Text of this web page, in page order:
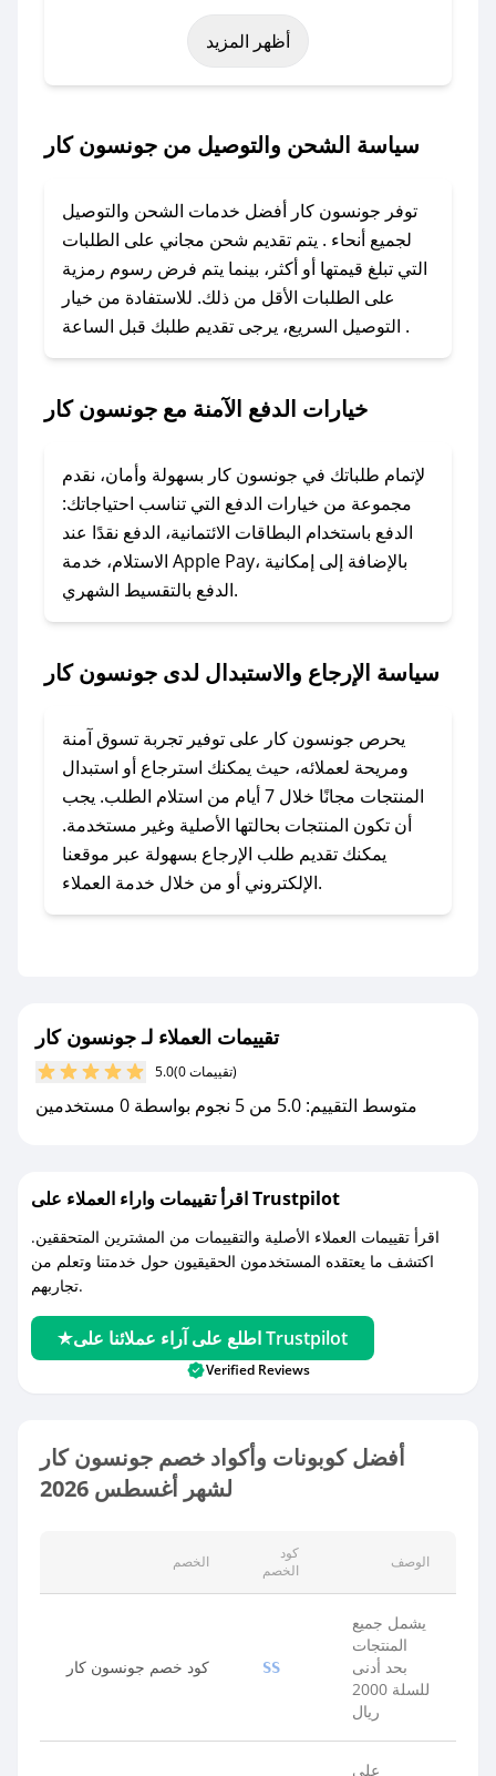
عيد الفطر، عيد الأضحى، الجمعة البيضاء (شهر
نوفمبر)، رمضان، اليوم الوطني، يوم التأسيس، أو
حتى عروض خاصة أخرى.
باستخدام تطبيق صحصح، يمكنك العثور بسهولة على
الكوبون، تواصل معنا عبر تويتر أو البريد الإلكتروني
لإضافته بسرعة.
### كيفية استخدام كود خصم جونسون كار؟
1. انسخ كود الخصم من تطبيق صحصح.
2. الصقه في خانة الدفع عند التسوق من جونسون
لا تقلق! يمكنك التواصل مع فريق دعم صحصح عبر
الرسائل الخاصة على تويتر أو البريد الإلكتروني،
وسنقوم بحل المشكلة في أسرع وقت ممكن.
### ماذا أفعل إذا لم أجد كود خصم لمتجري
المفضل؟
مراسلتنا مباشرة وسنعمل على توفير الكوبونات في
### كيف تحصل على كوبونات خصم حصرية من
جونسون كار؟
للحصول على كوبونات وخصومات حصرية، قم بما
يلي:
- اضغط على أيقونة متابعة لمتجر جونسون كار في
مع صحصح، تسوق بذكاء ووفّر على كل مشترياتك مع
كوبونات خصم حصرية من جونسون كار!
أظهر المزيد
سياسة الشحن والتوصيل من جونسون كار
توفر جونسون كار أفضل خدمات الشحن والتوصيل
لجميع أنحاء . يتم تقديم شحن مجاني على الطلبات
التي تبلغ قيمتها أو أكثر، بينما يتم فرض رسوم رمزية
على الطلبات الأقل من ذلك. للاستفادة من خيار
التوصيل السريع، يرجى تقديم طلبك قبل الساعة .
خيارات الدفع الآمنة مع جونسون كار
لإتمام طلباتك في جونسون كار بسهولة وأمان، نقدم
مجموعة من خيارات الدفع التي تناسب احتياجاتك:
الدفع باستخدام البطاقات الائتمانية، الدفع نقدًا عند
الاستلام، خدمة Apple Pay، بالإضافة إلى إمكانية
الدفع بالتقسيط الشهري.
سياسة الإرجاع والاستبدال لدى جونسون كار
يحرص جونسون كار على توفير تجربة تسوق آمنة
ومريحة لعملائه، حيث يمكنك استرجاع أو استبدال
المنتجات مجانًا خلال 7 أيام من استلام الطلب. يجب
أن تكون المنتجات بحالتها الأصلية وغير مستخدمة.
يمكنك تقديم طلب الإرجاع بسهولة عبر موقعنا
الإلكتروني أو من خلال خدمة العملاء.
تقييمات العملاء لـ جونسون كار
5.0 (0 تقييمات)
متوسط التقييم: 5.0 من 5 نجوم بواسطة 0 مستخدمين
اقرأ تقييمات واراء العملاء على Trustpilot
اقرأ تقييمات العملاء الأصلية والتقييمات من المشترين المتحققين.
اكتشف ما يعتقده المستخدمون الحقيقيون حول خدمتنا وتعلم من
تجاربهم.
اطلع على آراء عملائنا على Trustpilot
Verified Reviews
أفضل كوبونات وأكواد خصم جونسون كار
لشهر أغسطس 2026
الخصم
كود
الخصم
الوصف
كود خصم جونسون كار SS
يشمل جميع
المنتجات
بحد أدنى
للسلة 2000
ريال
على